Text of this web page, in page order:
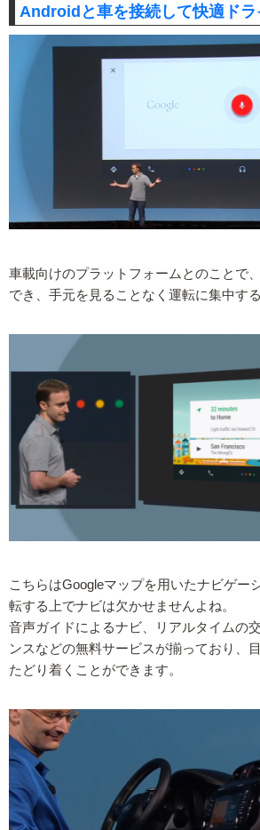
Androidと車を接続して快適ドラ
車載向けのプラットフォームとのことで
でき、手元を見ることなく運転に集中す
こちらはGoogleマップを用いたナビゲー
転する上でナビは欠かせませんよね。
音声ガイドによるナビ、リアルタイムの
ンスなどの無料サービスが揃っており、
たどり着くことができます。